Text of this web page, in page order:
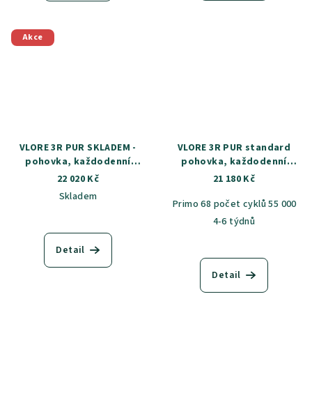
Akce
VLORE 3R PUR SKLADEM -
pohovka, každodenní
spaní
22 020 Kč
Skladem
Detail
VLORE 3R PUR standard
pohovka, každodenní
spaní, snímatelný potah
21 180 Kč
Primo 68 počet cyklů 55 000
4-6 týdnů
Detail